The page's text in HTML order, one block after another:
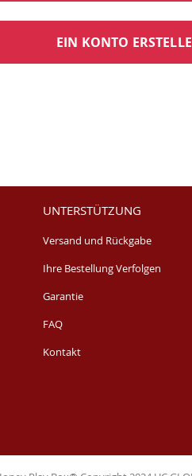
EIN KONTO
UNTERSTÜTZUNG
Versand und Rückgabe
Ihre Bestellung Verfolgen
Garantie
FAQ
Kontakt